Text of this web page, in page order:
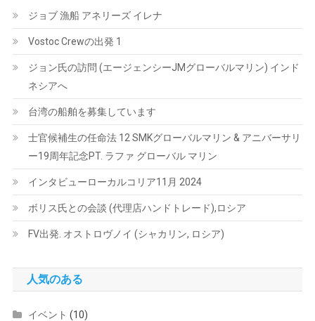
ジョブ 漁船 アネリーズ イレナ
Vostoc Crewの出発 1
ジョン氏の訪問 (エージェンシーJMグローバルマリン) インド
ネシアへ
台湾の船舶を募集しています
士官候補生の任命法 12 SMKグローバルマリン & アニバーサリ
ー19周年記念PT. ラファ グローバル マリン
インタビューローカルコリア11月 2024
ボリス氏との会談 (代理店ハンドトレード),ロシア
FV出発. オストロヴノイ (シャカリン, ロシア)
人気のある
イベント (10)